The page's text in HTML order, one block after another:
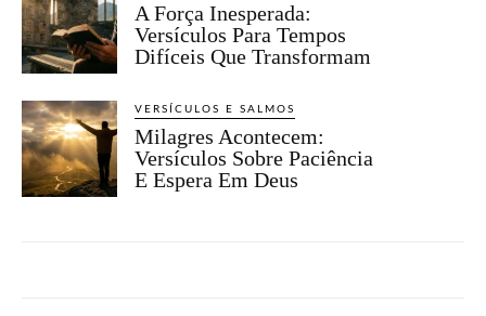
A Força Inesperada:
Versículos Para Tempos
Difíceis Que Transformam
VERSÍCULOS E SALMOS
Milagres Acontecem:
Versículos Sobre Paciência
E Espera Em Deus